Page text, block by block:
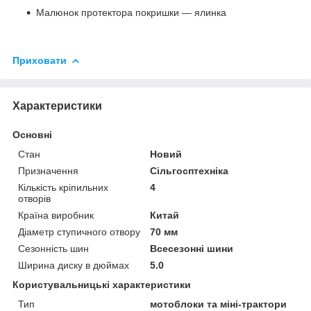
Малюнок протектора покришки — ялинка
Приховати
Характеристики
Основні
Стан
Новий
Призначення
Сільгосптехніка
Кількість кріпильних
отворів
4
Країна виробник
Китай
Діаметр ступичного отвору
70 мм
Сезонність шин
Всесезонні шини
Ширина диску в дюймах
5.0
Користувальницькі характеристики
Тип
мотоблоки та міні-трактори